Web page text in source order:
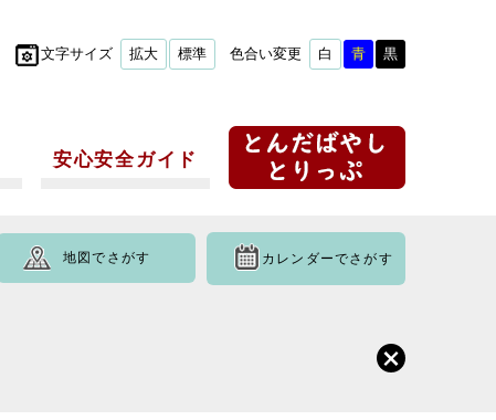
文字サイズ 拡大 標準 色合い変更 白 青 黒
安心安全ガイド
地図でさがす カレンダーでさがす